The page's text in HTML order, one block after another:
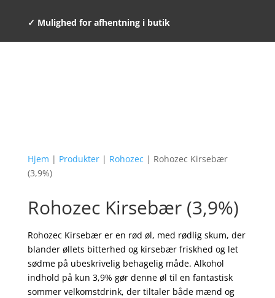
✓ Mulighed for afhentning i butik
Hjem | Produkter| Rohozec | Rohozec Kirsebær
(3,9%)
Rohozec Kirsebær (3,9%)
Rohozec Kirsebær er en rød øl, med rødlig skum, der
blander øllets bitterhed og kirsebær friskhed og let
sødme på ubeskrivelig behagelig måde. Alkohol
indhold på kun 3,9% gør denne øl til en fantastisk
sommer velkomstdrink, der tiltaler både mænd og